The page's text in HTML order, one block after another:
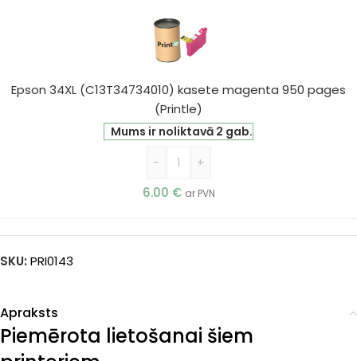
(C13T34734010)
kasete
magenta
950
pages
(Printle)
Epson 34XL (C13T34734010) kasete magenta 950 pages
(Printle)
Mums ir noliktavā 2 gab.
-
+
6.00 € ar PVN
SKU: PRI0143
Apraksts
Piemērota lietošanai šiem